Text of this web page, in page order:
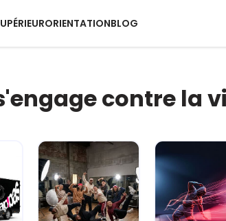
ORIENTATIONBLOG
contre la